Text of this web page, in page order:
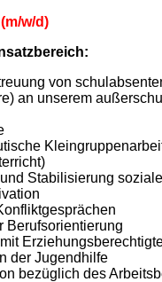
w/d)
von
an unserem
Stabilisierung
Berufsorientierung
der Jugendhilfe
bezüglich des